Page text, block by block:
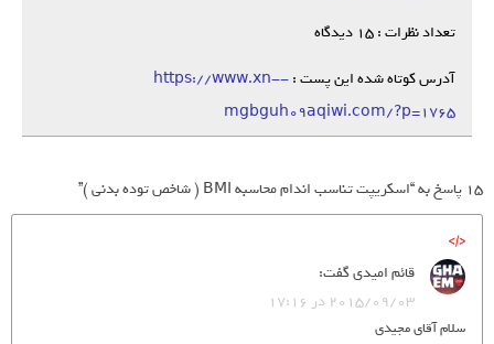
تعداد نظرات : 15 دیدگاه
آدرس کوتاه شده این پست :https://www.xn--
mgbguh09aqiwi.com/?p=1765
15 پاسخ به “اسکریپت تناسب اندام محاسبه BMI ( شاخص توده بدنی )”
قائم امیدیگفت:
2015/09/03 در 17:16
سلام آقای مجیدی